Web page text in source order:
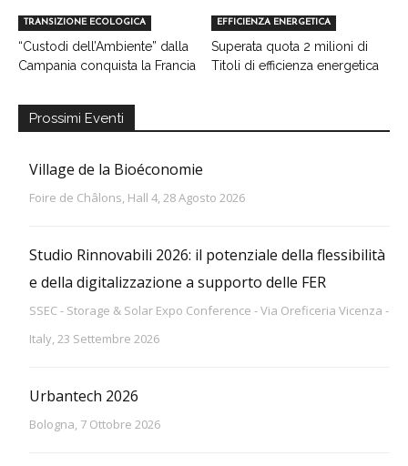
TRANSIZIONE ECOLOGICA
“Custodi dell’Ambiente” dalla
Campania conquista la Francia
EFFICIENZA ENERGETICA
Superata quota 2 milioni di
Titoli di efficienza energetica
Prossimi Eventi
Village de la Bioéconomie
Foire de Châlons, Hall 4, 28 Agosto 2026
Studio Rinnovabili 2026: il potenziale della flessibilità
e della digitalizzazione a supporto delle FER
SSEC - Storage & Solar Expo Conference - Via Oreficeria Vicenza -
Italy, 23 Settembre 2026
Urbantech 2026
Bologna, 7 Ottobre 2026